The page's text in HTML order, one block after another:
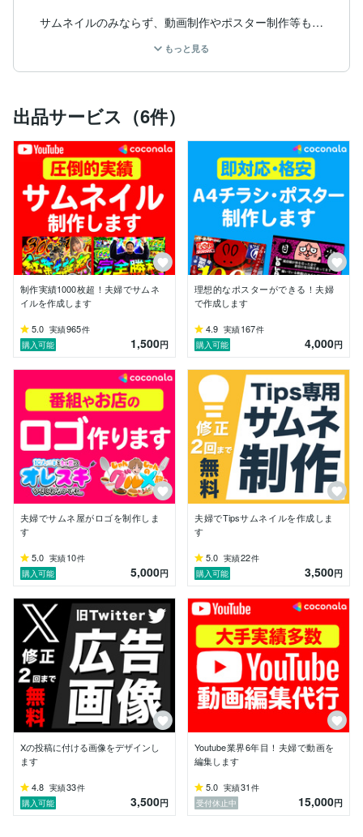
サムネイルのみならず、動画制作やポスター制作等も可
YouTube … 動画制作・テロップ入れ・サムネイル作成
▼夫婦でサムネ屋に仕事を依頼するメリット
→ 以前夫婦で勤めていた会社では、撮影、ディレクシ
ョン、サムネ作成、動画編集を行っていたためYouTube
全般の知識があります。
→ 通常1人での作業を2人で行うので即納・多量に対応
可能です。
→ 1つの業務に対して話し合いながら進めていくので凝
り固まったデザインではなく柔軟性を持ったデザインに
対応可能です。
※守秘義務の都合上、記載できない実績もございます。
個別にはお話しできるものもございますので、ご興味を
▼活動時間/連絡について
昼夜深夜特に関係なく業務を行っている為、思い立った
らいつでもご連絡いただければと思います
できる限り早い返信を心がけております
依頼者様の想像を超える納品をすることにやりがいを感
じています
ご興味を持ってただけましたら、メッセージでお気軽に
お声掛けください
どうぞよろしくお願いいたします！
もっと見る
出品サービス（6件）
制作実績1000枚超！夫婦でサムネ
イルを作成します
5.0 実績965件
購入可能
1,500円
理想的なポスターができる！夫婦
で作成します
4.9 実績167件
購入可能
4,000円
夫婦でサムネ屋がロゴを制作しま
す
5.0 実績10件
購入可能
5,000円
夫婦でTipsサムネイルを作成しま
す
5.0 実績22件
購入可能
3,500円
Xの投稿に付ける画像をデザインし
ます
4.8 実績33件
購入可能
3,500円
Youtube業界6年目！夫婦で動画を
編集します
5.0 実績31 件
受付休止中
15,000円